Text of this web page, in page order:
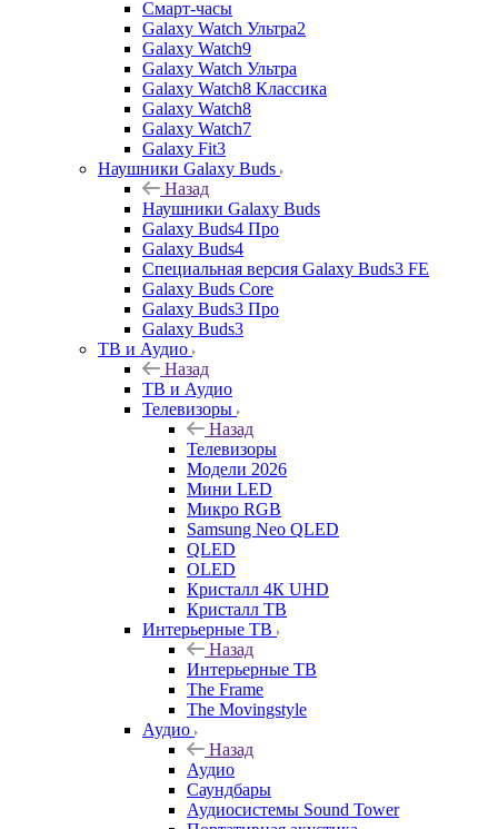
Смарт-часы
Galaxy Watch Ультра2
Galaxy Watch9
Galaxy Watch Ультра
Galaxy Watch8 Классика
Galaxy Watch8
Galaxy Watch7
Galaxy Fit3
Наушники Galaxy Buds
Назад
Наушники Galaxy Buds
Galaxy Buds4 Про
Galaxy Buds4
Специальная версия Galaxy Buds3 FE
Galaxy Buds Core
Galaxy Buds3 Про
Galaxy Buds3
ТВ и Аудио
Назад
ТВ и Аудио
Телевизоры
Назад
Телевизоры
Модели 2026
Мини LED
Микро RGB
Samsung Neo QLED
QLED
OLED
Кристалл 4К UHD
Кристалл ТВ
Интерьерные ТВ
Назад
Интерьерные ТВ
The Frame
The Movingstyle
Аудио
Назад
Аудио
Саундбары
Аудиосистемы Sound Tower